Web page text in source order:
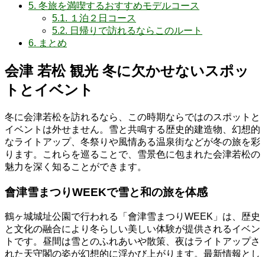
5. 冬旅を満喫するおすすめモデルコース
5.1. １泊２日コース
5.2. 日帰りで訪れるならこのルート
6. まとめ
会津 若松 観光 冬に欠かせないスポッ
トとイベント
冬に会津若松を訪れるなら、この時期ならではのスポットと
イベントは外せません。雪と共鳴する歴史的建造物、幻想的
なライトアップ、冬祭りや風情ある温泉街などが冬の旅を彩
ります。これらを巡ることで、雪景色に包まれた会津若松の
魅力を深く知ることができます。
會津雪まつりWEEKで雪と和の旅を体感
鶴ヶ城城址公園で行われる「會津雪まつりWEEK」は、歴史
と文化の融合により冬らしい美しい体験が提供されるイベン
トです。昼間は雪とのふれあいや散策、夜はライトアップさ
れた天守閣の姿が幻想的に浮かび上がります。最新情報とし